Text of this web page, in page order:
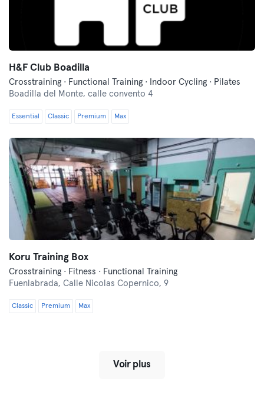
H&F Club Boadilla
Crosstraining · Functional Training · Indoor Cycling · Pilates
Boadilla del Monte, calle convento 4
Essential Classic Premium Max
Koru Training Box
Crosstraining · Fitness · Functional Training
Fuenlabrada, Calle Nicolas Copernico, 9
Classic Premium Max
Voir plus